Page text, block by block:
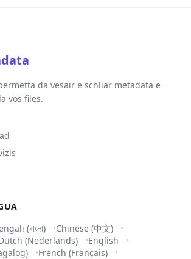
da vesair e schliar metadata e
vos files.
(বাংলা)
Chinese (中文)
(Nederlands)
English
French (Français)